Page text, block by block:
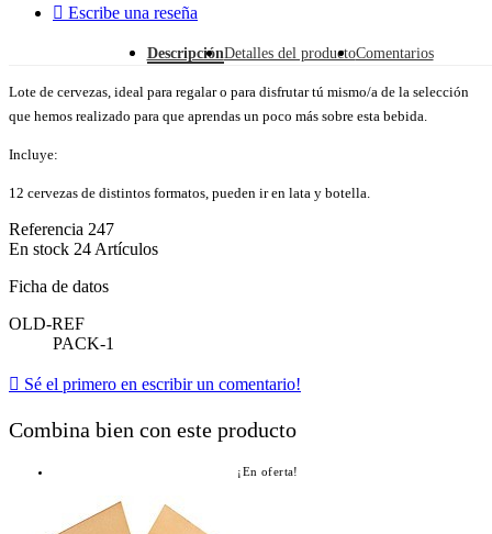
 Escribe una reseña
DescripciónDetalles del productoComentarios
Lote de cervezas, ideal para regalar o para disfrutar tú mismo/a de la selección
que hemos realizado para que aprendas un poco más sobre esta bebida.
Incluye:
12 cervezas de distintos formatos, pueden ir en lata y botella.
Referencia 247
En stock 24 Artículos
Ficha de datos
OLD-REF
PACK-1
 Sé el primero en escribir un comentario!
Combina bien con este producto
¡En oferta!